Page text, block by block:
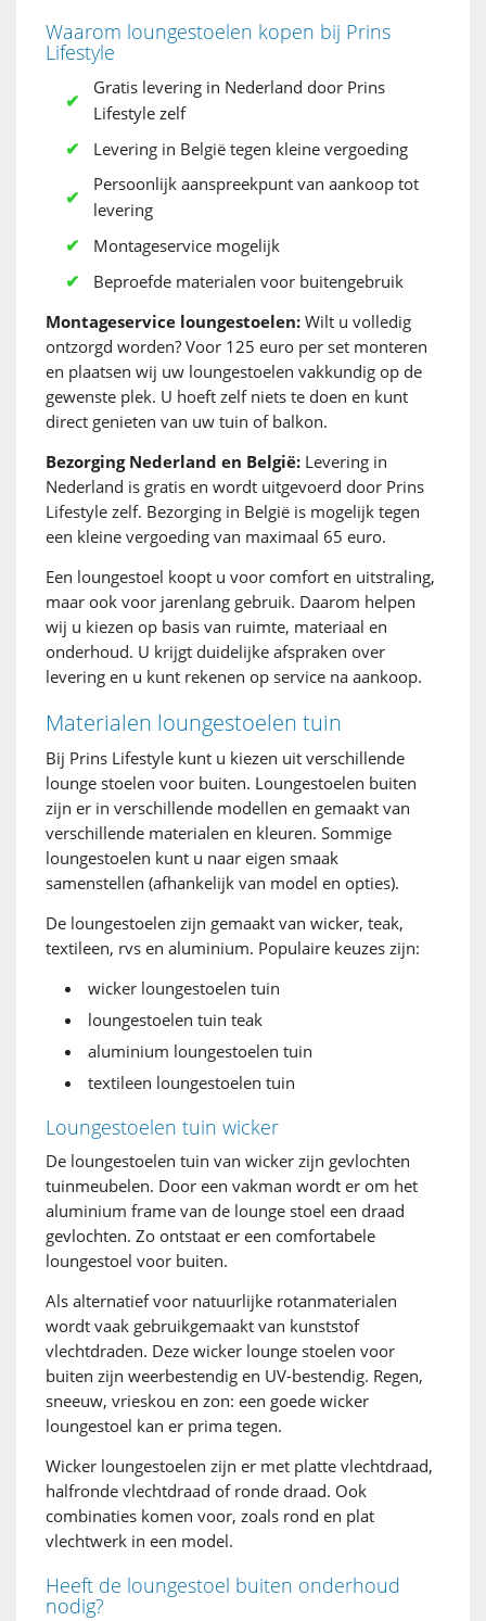
Waarom loungestoelen kopen bij Prins
Lifestyle
Gratis levering in Nederland door Prins
Lifestyle zelf
Levering in België tegen kleine vergoeding
Persoonlijk aanspreekpunt van aankoop tot
levering
Montageservice mogelijk
Beproefde materialen voor buitengebruik
Montageservice loungestoelen: Wilt u volledig
ontzorgd worden? Voor 125 euro per set monteren
en plaatsen wij uw loungestoelen vakkundig op de
gewenste plek. U hoeft zelf niets te doen en kunt
direct genieten van uw tuin of balkon.
Bezorging Nederland en België: Levering in
Nederland is gratis en wordt uitgevoerd door Prins
Lifestyle zelf. Bezorging in België is mogelijk tegen
een kleine vergoeding van maximaal 65 euro.
Een loungestoel koopt u voor comfort en uitstraling,
maar ook voor jarenlang gebruik. Daarom helpen
wij u kiezen op basis van ruimte, materiaal en
onderhoud. U krijgt duidelijke afspraken over
levering en u kunt rekenen op service na aankoop.
Materialen loungestoelen tuin
Bij Prins Lifestyle kunt u kiezen uit verschillende
lounge stoelen voor buiten. Loungestoelen buiten
zijn er in verschillende modellen en gemaakt van
verschillende materialen en kleuren. Sommige
loungestoelen kunt u naar eigen smaak
samenstellen (afhankelijk van model en opties).
De loungestoelen zijn gemaakt van wicker, teak,
textileen, rvs en aluminium. Populaire keuzes zijn:
wicker loungestoelen tuin
loungestoelen tuin teak
aluminium loungestoelen tuin
textileen loungestoelen tuin
Loungestoelen tuin wicker
De loungestoelen tuin van wicker zijn gevlochten
tuinmeubelen. Door een vakman wordt er om het
aluminium frame van de lounge stoel een draad
gevlochten. Zo ontstaat er een comfortabele
loungestoel voor buiten.
Als alternatief voor natuurlijke rotanmaterialen
wordt vaak gebruikgemaakt van kunststof
vlechtdraden. Deze wicker lounge stoelen voor
buiten zijn weerbestendig en UV-bestendig. Regen,
sneeuw, vrieskou en zon: een goede wicker
loungestoel kan er prima tegen.
Wicker loungestoelen zijn er met platte vlechtdraad,
halfronde vlechtdraad of ronde draad. Ook
combinaties komen voor, zoals rond en plat
vlechtwerk in een model.
Heeft de loungestoel buiten onderhoud
nodig?